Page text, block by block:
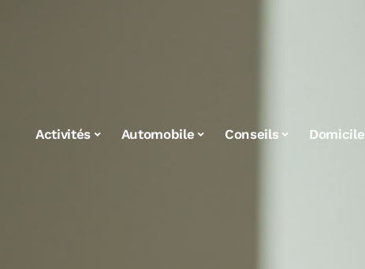
Activités Automobile Conseils Domicile